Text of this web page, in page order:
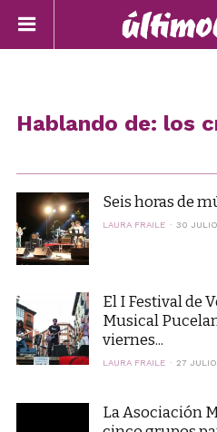
Hablando de: los
Seis horas de
LAURA FRAILE 30
El I Festival de
Musical
viernes...
LAURA FRAILE 27
La Asociación